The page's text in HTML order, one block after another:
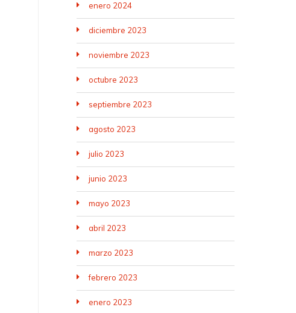
enero 2024
diciembre 2023
noviembre 2023
octubre 2023
septiembre 2023
agosto 2023
julio 2023
junio 2023
mayo 2023
abril 2023
marzo 2023
febrero 2023
enero 2023